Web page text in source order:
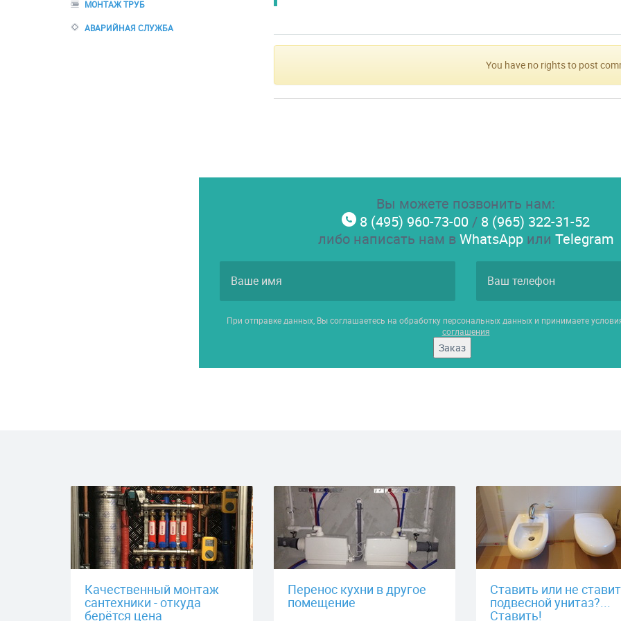
МОНТАЖ ТРУБ
АВАРИЙНАЯ СЛУЖБА
You have no rights to post
Вы можете позвонить нам:
8 (495) 960-73-00 / 8 (965) 322-31-52
либо написать нам вWhatsAppили Telegram
При отправке данных, Вы соглашаетесь на обработку персональных данных и принимаете
соглашения
Заказ
Качественный монтаж
сантехники - откуда
берётся цена
Перенос кухни в другое
помещение
Ставить или не
подвесной унитаз?...
Ставить!